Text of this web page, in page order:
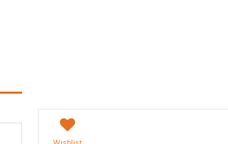
automaticamente gli altri filtri disponibili.
Wishlist